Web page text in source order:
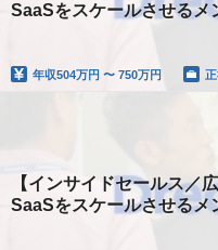
SaaSをスケールさせるメ
年収504万円 〜 750万円
【インサイドセールス／
SaaSをスケールさせるメ